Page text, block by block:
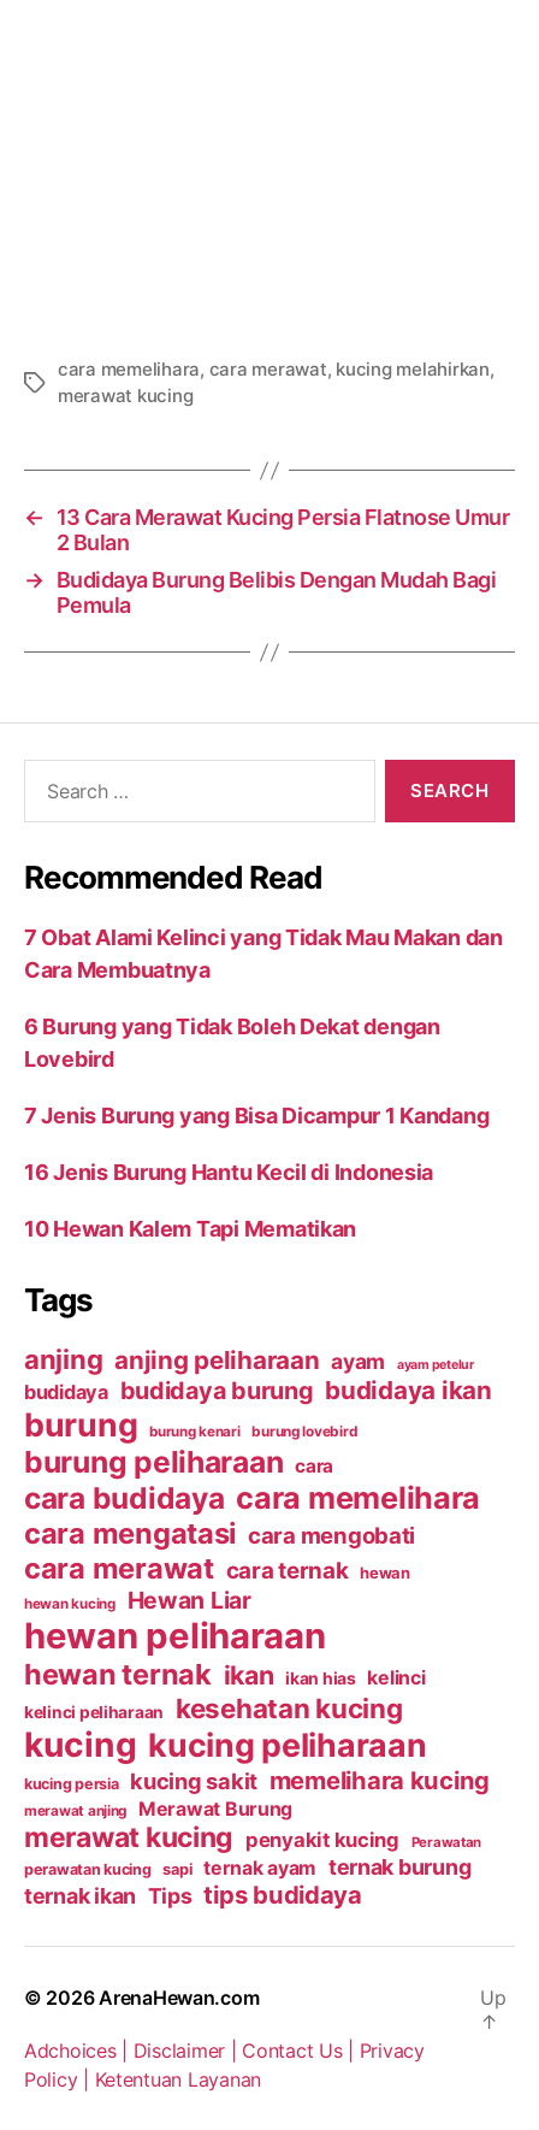
Tags
cara memelihara, cara merawat, kucing melahirkan,
merawat kucing
←
13 Cara Merawat Kucing Persia Flatnose Umur
2 Bulan
→ Budidaya Burung Belibis Dengan Mudah Bagi
Pemula
Recommended Read
7 Obat Alami Kelinci yang Tidak Mau Makan dan
Cara Membuatnya
6 Burung yang Tidak Boleh Dekat dengan
Lovebird
7 Jenis Burung yang Bisa Dicampur 1 Kandang
16 Jenis Burung Hantu Kecil di Indonesia
10 Hewan Kalem Tapi Mematikan
Tags
anjing anjing peliharaan ayam ayam petelur
budidaya budidaya burung budidaya ikan
burung burung kenari burung lovebird
burung peliharaan cara
cara budidaya cara memelihara
cara mengatasi cara mengobati
cara merawat cara ternak hewan
hewan kucing Hewan Liar
hewan peliharaan
hewan ternak ikan ikan hias kelinci
kelinci peliharaan kesehatan kucing
kucing kucing peliharaan
kucing persia kucing sakit memelihara kucing
merawat anjing Merawat Burung
merawat kucing penyakit kucing Perawatan
perawatan kucing sapi ternak ayam ternak burung
ternak ikan Tips tips budidaya
© 2026ArenaHewan.com
Adchoices | Disclaimer | Contact Us | Privacy
Policy | Ketentuan Layanan
Up
↑